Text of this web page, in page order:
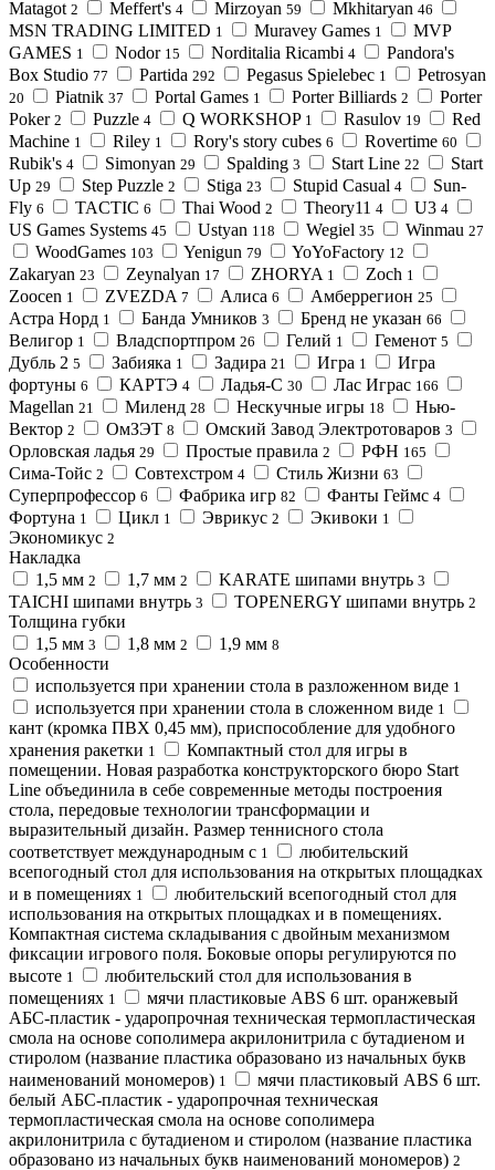
Matagot 2 Meffert's 4 Mirzoyan 59 Mkhitaryan 46
MSN TRADING LIMITED 1 Muravey Games 1
MVP
GAMES 1 Nodor 15 Norditalia Ricambi 4
Pandora's
Box Studio 77 Partida 292 Pegasus Spielebec 1 Petrosyan
20 Piatnik 37 Portal Games 1 Porter Billiards 2
Porter
Poker 2 Puzzle 4 Q WORKSHOP 1 Rasulov 19
Red
Machine 1 Riley 1 Rory's story cubes 6 Rovertime 60
Rubik's 4 Simonyan 29 Spalding 3 Start Line 22
Start
Up 29 Step Puzzle 2 Stiga 23 Stupid Casual 4
Sun-
Fly 6 TACTIC 6 Thai Wood 2 Theory11 4 U3 4
US Games Systems 45 Ustyan 118 Wegiel 35 Winmau 27
WoodGames 103 Yenigun 79 YoYoFactory 12
Zakaryan 23 Zeynalyan 17 ZHORYA 1 Zoch 1
Zoocen 1 ZVEZDA 7 Алиса 6 Амберрегион 25
Астра Норд 1 Банда Умников 3 Бренд не указан 66
Велигор 1 Владспортпром 26 Гелий 1 Геменот 5
Дубль 2 5 Забияка 1 Задира 21 Игра 1
Игра
фортуны 6 КАРТЭ 4 Ладья-С 30 Лас Играс 166
Мagellan 21 Миленд 28 Нескучные игры 18
Нью-
Вектор 2 ОмЗЭТ 8 Омский Завод Электротоваров 3
Орловская ладья 29 Простые правила 2 РФН 165
Сима-Тойс 2 Совтехстром 4 Стиль Жизни 63
Суперпрофессор 6 Фабрика игр 82 Фанты Геймс 4
Фортуна 1 Цикл 1 Эврикус 2 Экивоки 1
Экономикус 2
Накладка
1,5 мм 2 1,7 мм 2 KARATE шипами внутрь 3
TAICHI шипами внутрь 3 TOPENERGY шипами внутрь 2
Толщина губки
1,5 мм 3 1,8 мм 2 1,9 мм 8
Особенности
используется при хранении стола в разложенном виде 1
используется при хранении стола в сложенном виде 1
кант (кромка ПВХ 0,45 мм), приспособление для удобного
хранения ракетки 1
Компактный стол для игры в
помещении. Новая разработка конструкторского бюро Start
Line объединила в себе современные методы построения
стола, передовые технологии трансформации и
выразительный дизайн. Размер теннисного стола
соответствует международным с 1
любительский
всепогодный стол для использования на открытых площадках
и в помещениях 1
любительский всепогодный стол для
использования на открытых площадках и в помещениях.
Компактная система складывания с двойным механизмом
фиксации игрового поля. Боковые опоры регулируются по
высоте 1
любительский стол для использования в
помещениях 1
мячи пластиковые ABS 6 шт. оранжевый
АБС-пластик - ударопрочная техническая термопластическая
смола на основе сополимера акрилонитрила с бутадиеном и
стиролом (название пластика образовано из начальных букв
наименований мономеров) 1
мячи пластиковый ABS 6 шт.
белый АБС-пластик - ударопрочная техническая
термопластическая смола на основе сополимера
акрилонитрила с бутадиеном и стиролом (название пластика
образовано из начальных букв наименований мономеров) 2